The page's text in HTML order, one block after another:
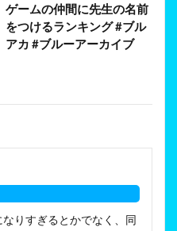
ゲームの仲間に先生の名前
をつけるランキング #ブル
アカ #ブルーアーカイブ
りすぎるとかでなく、同